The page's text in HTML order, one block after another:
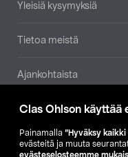
Clas Ohlson käyttää
Painamalla ”Hyväksy
evästeitä ja muuta
evästeselosteemme
Yleisiä kysymyksiä
Tietoa meistä
Ajankohtaista
Muut yrityksemme